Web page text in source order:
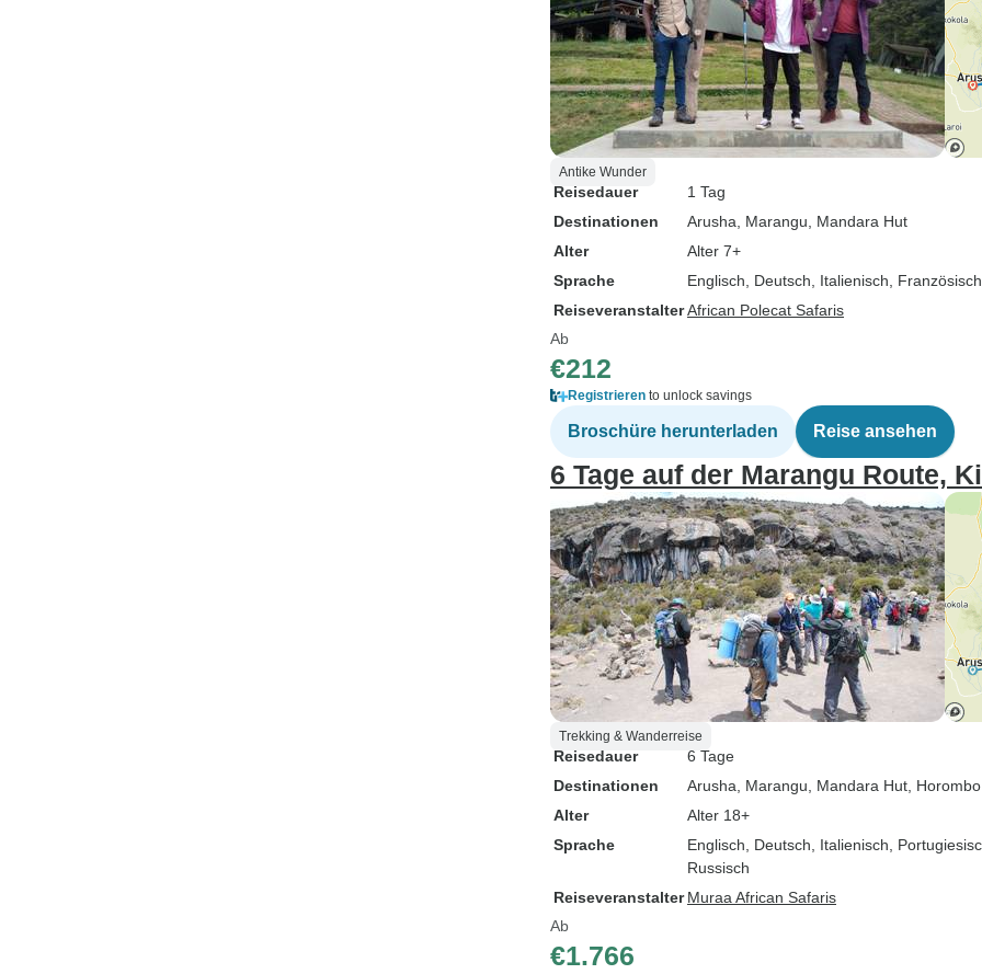
Antike Wunder
Reisedauer
1 Tag
Destinationen
Arusha , Marangu , Mandara Hut
Alter
Alter 7+
Sprache
Englisch, Deutsch, Italienisch, Französisch
ReiseveranstalterAfrican Polecat Safaris
Ab
€212
Registrieren to unlock savings
Broschüre herunterladen Reise ansehen
6 Tage auf der Marangu Route,
Trekking & Wanderreise
Reisedauer
6 Tage
Destinationen
Arusha , Marangu , Mandara Hut ,
Alter
Alter 18+
Sprache
Englisch, Deutsch, Italienisch,
Russisch
Reiseveranstalter Muraa African Safaris
Ab
€1.766